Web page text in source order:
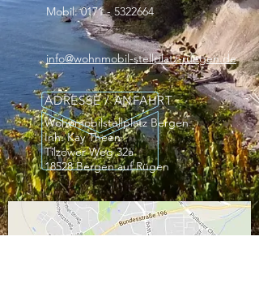
Mobil:0171 - 5322664
info@wohnmobil-stellplatz-ruegen.de
ADRESSE / ANFAHRT
Wohnmobilstellplatz Bergen
Inh. Kay Theen
Tilzower Weg 32a
18528 Bergen auf Rügen